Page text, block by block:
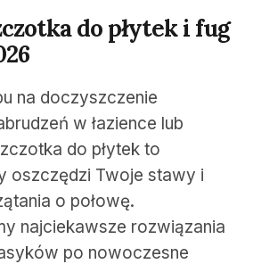
do płytek i fug
na doczyszczenie
w łazience lub
do płytek to
oszczędzi Twoje stawy i
o połowę.
najciekawsze rozwiązania
po nowoczesne